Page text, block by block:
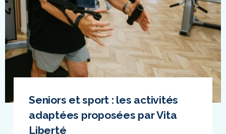
Seniors et sport : les activités
adaptées proposées par Vita
Liberté